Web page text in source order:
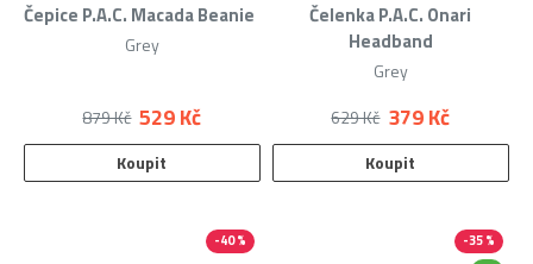
Čepice P.A.C. Macada Beanie
Grey
529 Kč
879 Kč
Koupit
Čelenka P.A.C. Onari
Headband
Grey
379 Kč
629 Kč
Koupit
-40 % -35 %